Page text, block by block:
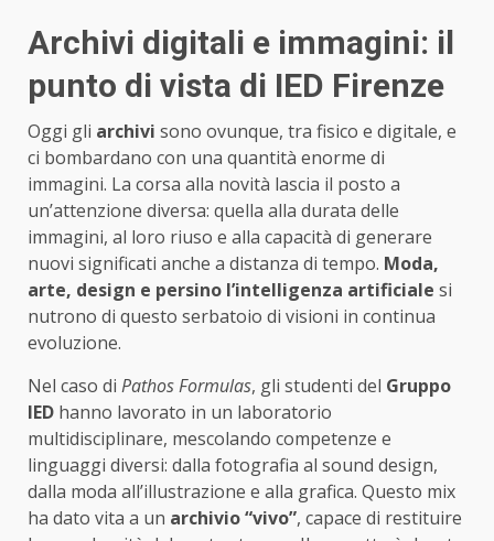
Archivi digitali e immagini: il
punto di vista di IED Firenze
Oggi gli archivi sono ovunque, tra fisico e digitale, e
ci bombardano con una quantità enorme di
immagini. La corsa alla novità lascia il posto a
un’attenzione diversa: quella alla durata delle
immagini, al loro riuso e alla capacità di generare
nuovi significati anche a distanza di tempo. Moda,
arte, design e persino l’intelligenza artificiale si
nutrono di questo serbatoio di visioni in continua
evoluzione.
Nel caso di Pathos Formulas, gli studenti del Gruppo
IED hanno lavorato in un laboratorio
multidisciplinare, mescolando competenze e
linguaggi diversi: dalla fotografia al sound design,
dalla moda all’illustrazione e alla grafica. Questo mix
ha dato vita a un archivio “vivo”, capace di restituire